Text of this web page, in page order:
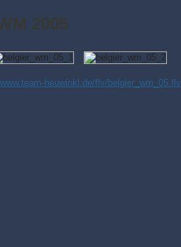
2005
heuwinkl.de/flv/belgier_wm_05.flv